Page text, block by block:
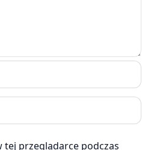
tej przeglądarce podczas